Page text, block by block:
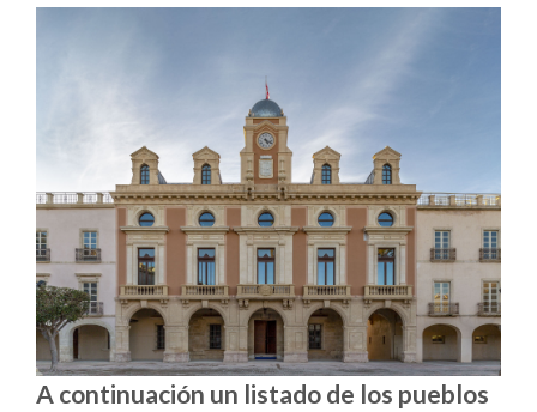
A continuación un listado de los pueblos